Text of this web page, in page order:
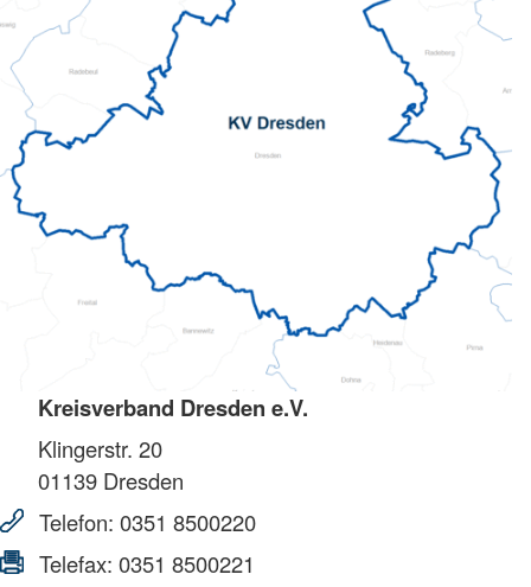
Kreisverband Dresden e.V.
Klingerstr. 20
01139 Dresden
Telefon: 0351 8500220
Telefax: 0351 8500221